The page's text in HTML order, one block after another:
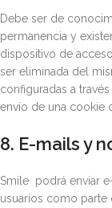
Debe ser de
permanencia y
dispositivo de
ser eliminada del
configuradas a
envío de una cookie
8. E-mails y
Smile podrá enviar
usuarios como